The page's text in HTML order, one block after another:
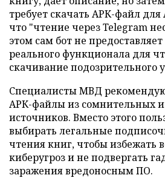
требует скачать АРК-файл
что "чтение через Telegram
этом сам бот не
реального функционала для
скачивание подозрительного
Специалисты МВД
АРК-файлы из сомнительных
источников. Вместо этого
выбирать легальные
чтения книг, чтобы избежать
киберугроз и не подвергать
заражения вредоносным ПО.